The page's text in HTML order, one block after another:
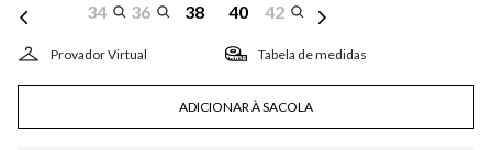
34 36 38 40 42
Tabela de medidas
ADICIONAR À SACOLA